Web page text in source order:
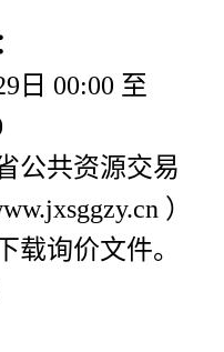
日 00:00 至
公共资源交易
）
载询价文件。